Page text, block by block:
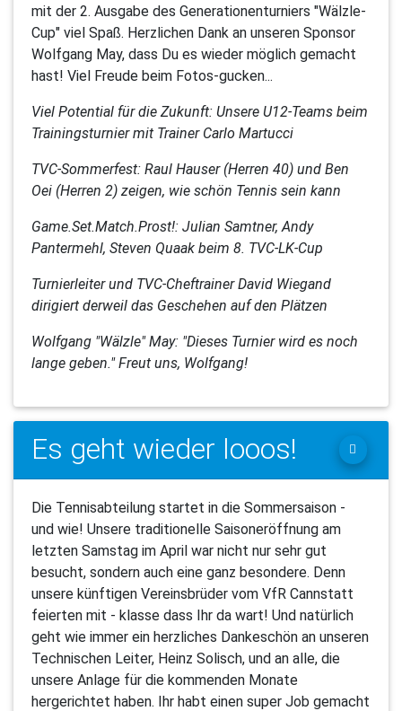
mit der 2. Ausgabe des Generationenturniers "Wälzle-
Cup" viel Spaß. Herzlichen Dank an unseren Sponsor
Wolfgang May, dass Du es wieder möglich gemacht
hast! Viel Freude beim Fotos-gucken...
Viel Potential für die Zukunft: Unsere U12-Teams beim
Trainingsturnier mit Trainer Carlo Martucci
TVC-Sommerfest: Raul Hauser (Herren 40) und Ben
Oei (Herren 2) zeigen, wie schön Tennis sein kann
Game.Set.Match.Prost!: Julian Samtner, Andy
Pantermehl, Steven Quaak beim 8. TVC-LK-Cup
Turnierleiter und TVC-Cheftrainer David Wiegand
dirigiert derweil das Geschehen auf den Plätzen
Wolfgang "Wälzle" May: "Dieses Turnier wird es noch
lange geben." Freut uns, Wolfgang!
Es geht wieder looos!
Die Tennisabteilung startet in die Sommersaison -
und wie! Unsere traditionelle Saisoneröffnung am
letzten Samstag im April war nicht nur sehr gut
besucht, sondern auch eine ganz besondere. Denn
unsere künftigen Vereinsbrüder vom VfR Cannstatt
feierten mit - klasse dass Ihr da wart! Und natürlich
geht wie immer ein herzliches Dankeschön an unseren
Technischen Leiter, Heinz Solisch, und an alle, die
unsere Anlage für die kommenden Monate
hergerichtet haben. Ihr habt einen super Job gemacht